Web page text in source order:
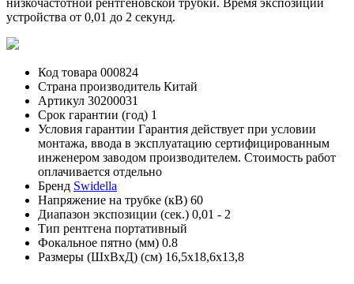
низкочастотной рентгеновской трубки. Время экспозиции
устройства от 0,01 до 2 секунд.
Код товара 000824
Страна производитель Китай
Артикул 30200031
Срок гарантии (год) 1
Условия гарантии Гарантия действует при условии
монтажа, ввода в эксплуатацию сертифицированным
инженером заводом производителем. Cтоимость работ
оплачивается отдельно
Бренд Swidella
Напряжение на трубке (кВ) 60
Диапазон экспозиции (сек.) 0,01 - 2
Тип рентгена портативный
Фокальное пятно (мм) 0.8
Размеры (ШхВхД) (см) 16,5х18,6х13,8